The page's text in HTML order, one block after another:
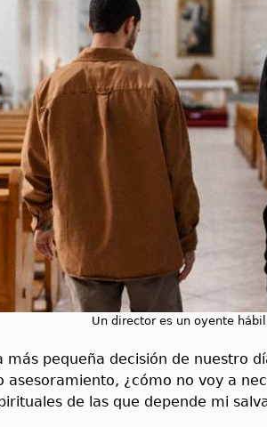
Un director es un oyente
más pequeña decisión de nuestro
asesoramiento, ¿cómo no voy a
de las que depende mi